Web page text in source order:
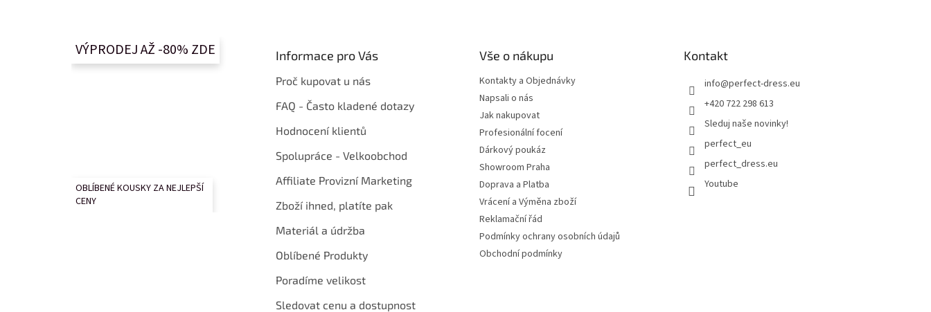
VÝPRODEJ AŽ -80% ZDE
OBLÍBENÉ KOUSKY ZA NEJLEPŠÍ
CENY
Informace pro Vás
Proč kupovat u nás
FAQ - Často kladené dotazy
Hodnocení klientů
Spolupráce - Velkoobchod
Affiliate Provizní Marketing
Zboží ihned, platíte pak
Materiál a údržba
Oblíbené Produkty
Poradíme velikost
Sledovat cenu a dostupnost
Vše o nákupu
Kontakty a Objednávky
Napsali o nás
Jak nakupovat
Profesionální focení
Dárkový poukáz
Showroom Praha
Doprava a Platba
Vrácení a Výměna zboží
Reklamační řád
Podmínky ochrany osobních údajů
Obchodní podmínky
Kontakt
info@perfect-dress.eu
+420 722 298 613
Sleduj naše novinky!
perfect_eu
perfect_dress.eu
Youtube